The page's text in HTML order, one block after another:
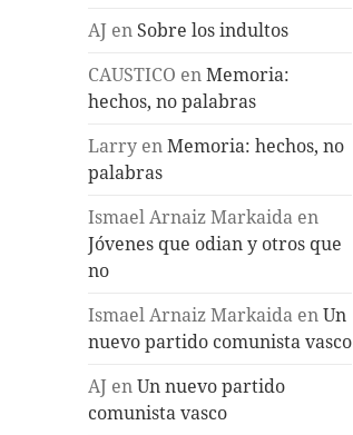
AJ en Sobre los indultos
CAUSTICO enMemoria:
hechos, no palabras
Larry enMemoria: hechos, no
palabras
Ismael Arnaiz Markaida en
Jóvenes que odian y otros que
no
Ismael Arnaiz Markaida enUn
nuevo partido comunista vasco
AJ enUn nuevo partido
comunista vasco